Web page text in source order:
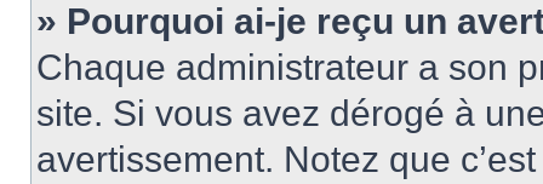
» Pourquoi ai-je reçu un
Chaque administrateur a son
site. Si vous avez dérogé à
avertissement. Notez que